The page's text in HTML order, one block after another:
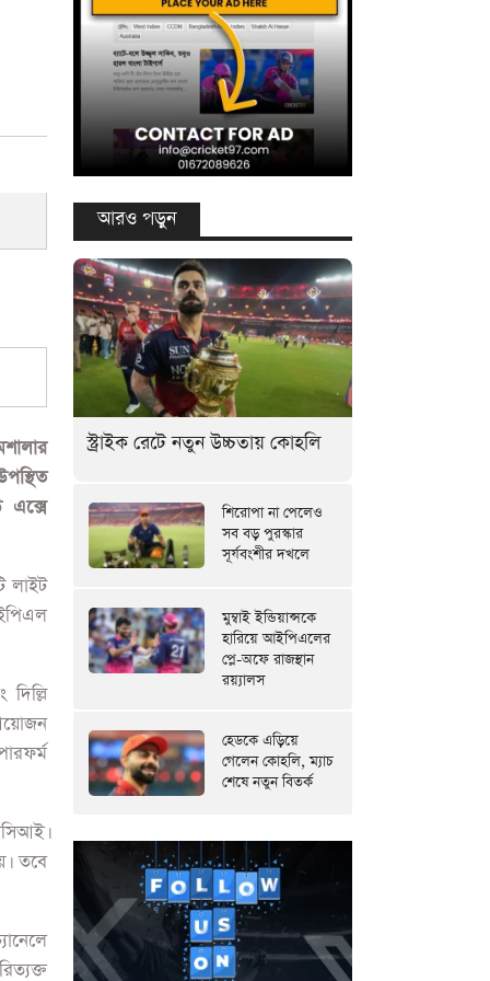
এক্সে
লাইট
আরও পড়ুন
স্ট্রাইক রেটে নতুন উচ্চতায় কোহলি
শিরোপা না পেলেও
সব বড় পুরস্কার
সূর্যবংশীর দখলে
মুম্বাই ইন্ডিয়ান্সকে
হারিয়ে আইপিএলের
প্লে-অফে রাজস্থান
রয়্যালস
হেডকে এড়িয়ে
গেলেন কোহলি, ম্যাচ
শেষে নতুন বিতর্ক